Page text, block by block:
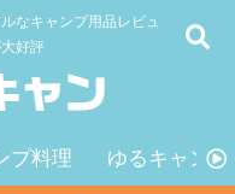
なキャンプ用品レビュ
好評
プ料理 ゆるキャン△